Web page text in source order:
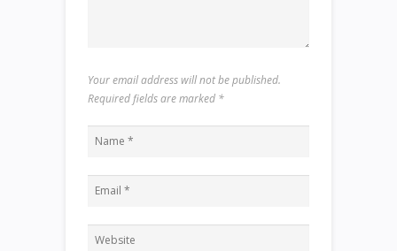
Your email address will not be published.
Required fields are marked *